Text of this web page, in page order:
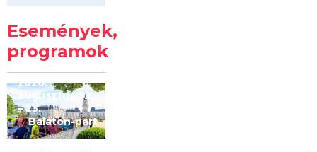
Események,
programok
Kilóméterek
2026
2026.
augusztus 22
– 23.
Balaton-part